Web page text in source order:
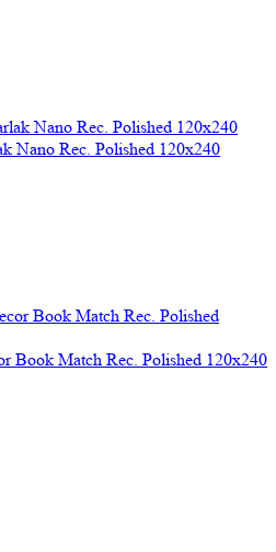
Nano Rec. Polished 120x240
Book Match Rec. Polished 120x240